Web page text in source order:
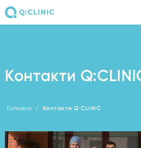
Контакти
Головна / Контакти Q:CLINIC